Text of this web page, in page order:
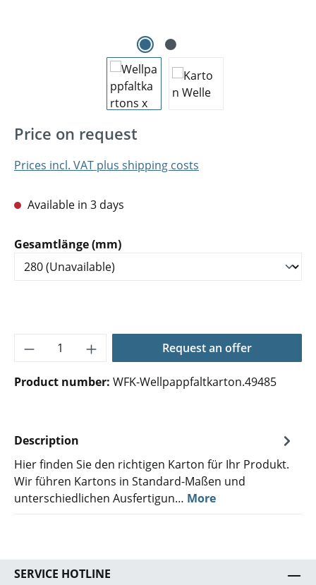
Price on request
Prices incl. VAT plus shipping costs
Available in 3 days
Select
Gesamtlänge (mm)
Product Quantity: Enter the desired
Request an offer
Product number: WFK-Wellpappfaltkarton.49485
Description
Hier finden Sie den richtigen Karton für Ihr Produkt.
Wir führen Kartons in Standard-Maßen und
unterschiedlichen Ausfertigun… More
SERVICE HOTLINE